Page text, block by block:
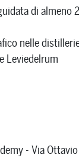
di almeno
nelle
Leviedelrum
- Via